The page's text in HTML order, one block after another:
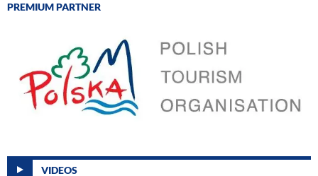
PREMIUM PARTNER
VIDEOS